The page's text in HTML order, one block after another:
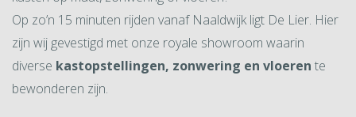
Op zo’n 15 minuten rijden vanaf Naaldwijk ligt De Lier. Hier
zijn wij gevestigd met onze royale showroom waarin
diverse kastopstellingen, zonwering en vloeren te
bewonderen zijn.